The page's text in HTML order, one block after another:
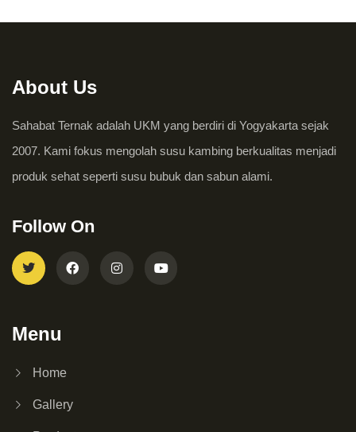
About Us
Sahabat Ternak adalah UKM yang berdiri di Yogyakarta sejak
2007. Kami fokus mengolah susu kambing berkualitas menjadi
produk sehat seperti susu bubuk dan sabun alami.
Follow On
Menu
Home
Gallery